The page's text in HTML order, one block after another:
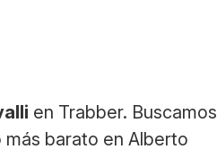
en Trabber. Buscamos
barato en Alberto